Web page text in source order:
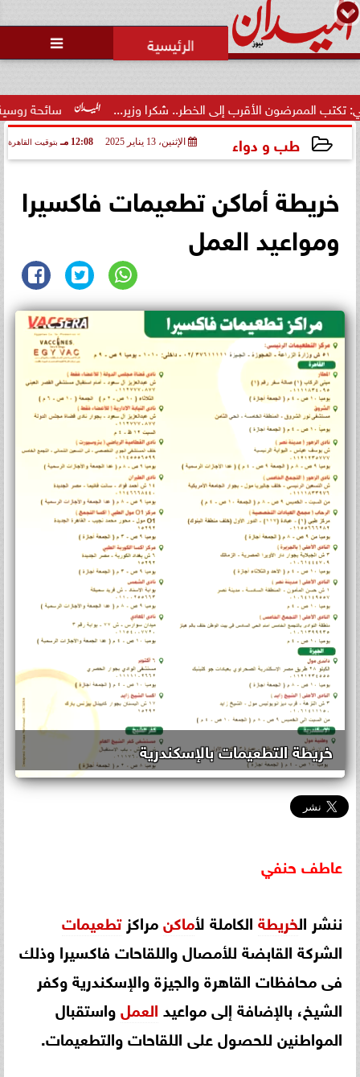

سائحة روسية لـ”مراسي”: الأقرب إلى الخطر.. شكرا وزير...
طب و دواء الإثنين، 13 يناير 2025 12:08 مـ بتوقيت القاهرة
خريطة أماكن تطعيمات فاكسيرا
ومواعيد العمل
خريطة التطعيمات بالإسكندرية
عاطف حنفي
ننشر الخريطة الكاملة لأماكنمراكزتطعيمات
الشركة القابضة للأمصال واللقاحات فاكسيرا وذلك
فى محافظات القاهرة والجيزة والإسكندرية وكفر
الشيخ، بالإضافة إلى مواعيد العملواستقبال
المواطنين للحصول على اللقاحات والتطعيمات.